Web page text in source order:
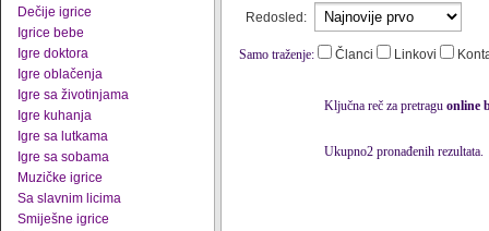
Dečije igrice
Igrice bebe
Igre doktora
Igre oblačenja
Igre sa životinjama
Igre kuhanja
Igre sa lutkama
Igre sa sobama
Muzičke igrice
Sa slavnim licima
Smiješne igrice
Redosled:
Samo traženje: Članci Linkovi
Ključna reč za pretragu online
Ukupno2 pronađenih rezultata.